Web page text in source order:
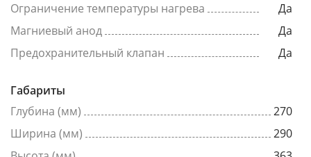
Ограничение температуры нагрева
Да
Магниевый анод
Да
Предохранительный клапан
Да
Габариты
Глубина (мм)
270
Ширина (мм)
290